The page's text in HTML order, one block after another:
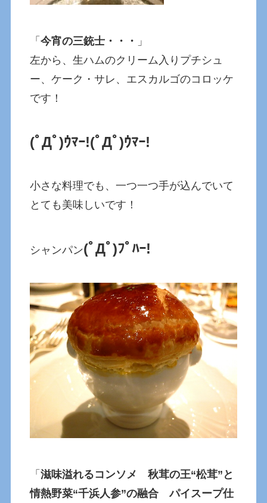
「今宵の三銃士・・・ 」
左から、生ハムのクリーム入りプチシュ
ー、ケーク・サレ、エスカルゴのコロッケ
です！
(ﾟДﾟ)ｳﾏｰ!(ﾟДﾟ)ｳﾏｰ!
小さな料理でも、一つ一つ手が込んでいて
とても美味しいです！
シャンパン(ﾟДﾟ)ﾌﾟﾊｰ!
「滋味溢れるコンソメ 秋茸の王“松茸”と
情熱野菜“千浜人参”の融合 パイスープ仕